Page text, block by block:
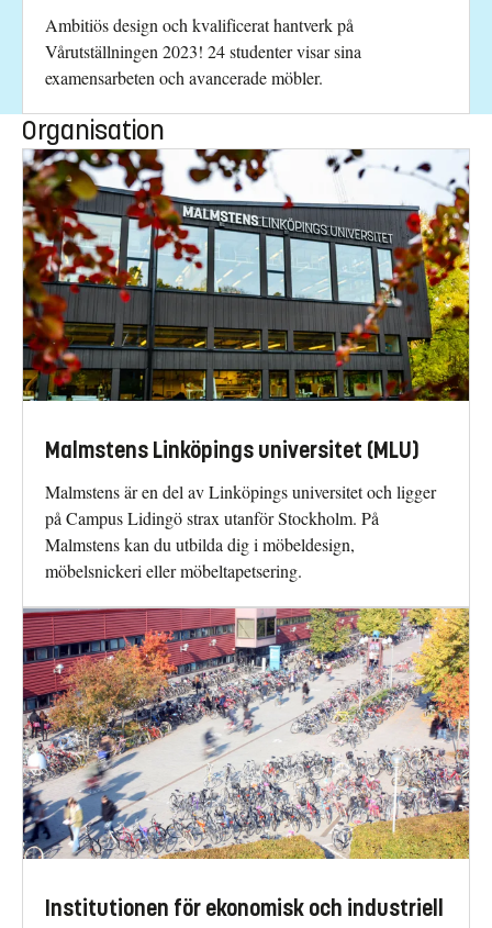
Ambitiös design och kvalificerat hantverk på
Vårutställningen 2023! 24 studenter visar sina
examensarbeten och avancerade möbler.
Organisation
Malmstens Linköpings universitet (MLU)
Malmstens är en del av Linköpings universitet och ligger
på Campus Lidingö strax utanför Stockholm. På
Malmstens kan du utbilda dig i möbeldesign,
möbelsnickeri eller möbeltapetsering.
Institutionen för ekonomisk och industriell